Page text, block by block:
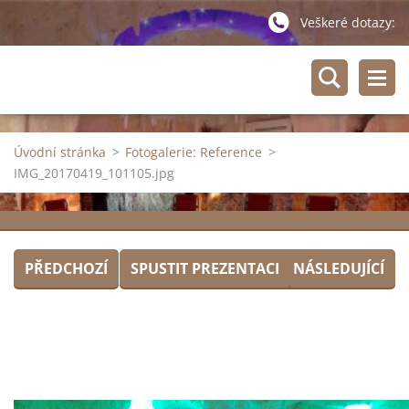
Veškeré dotazy:
Úvodní stránka > Fotogalerie: Reference >
IMG_20170419_101105.jpg
PŘEDCHOZÍ SPUSTIT PREZENTACI NÁSLEDUJÍCÍ